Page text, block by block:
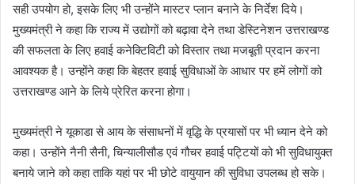
सही उपयोग हो, इसके लिए भी उन्होंने मास्टर प्लान बनाने के निर्देश दिये।
मुख्यमंत्री ने कहा कि राज्य में उद्योगों को बढ़ावा देने तथा डेस्टिनेशन उत्तराखण्ड
की सफलता के लिए हवाई कनेक्टिविटी को विस्तार तथा मजबूती प्रदान करना
आवश्यक है। उन्होंने कहा कि बेहतर हवाई सुविधाओं के आधार पर हमें लोगों को
उत्तराखण्ड आने के लिये प्रेरित करना होगा।
मुख्यमंत्री ने यूकाडा से आय के संसाधनों में वृद्धि के प्रयासों पर भी ध्यान देने को
कहा। उन्होंने नैनी सैनी, चिन्यालीसौड एवं गौचर हवाई पट्टियों को भी सुविधायुक्त
बनाये जाने को कहा ताकि यहां पर भी छोटे वायुयान की सुविधा उपलब्ध हो सके।